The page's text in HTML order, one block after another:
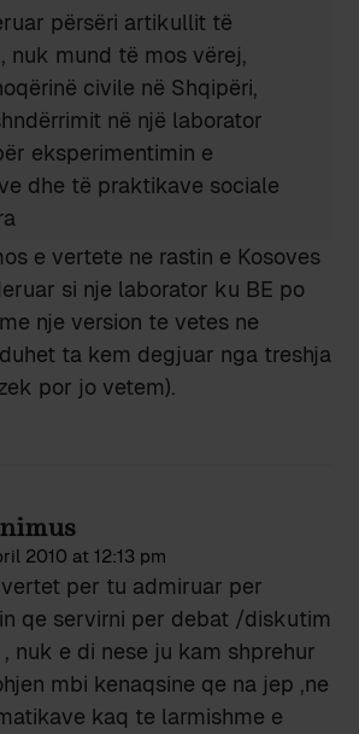
përsëri artikullit të
nuk mund të mos vërej,
civile në Shqipëri,
në një laborator
eksperimentimin e
dhe të praktikave sociale
e vertete ne rastin e Kosoves
si nje laborator ku BE po
nje version te vetes ne
ta kem degjuar nga treshja
por jo vetem).
2010 at 12:13 pm
vertet per tu admiruar per
qe servirni per debat /diskutim
nuk e di nese ju kam shprehur
mbi kenaqsine qe na jep ,ne
kaq te larmishme e